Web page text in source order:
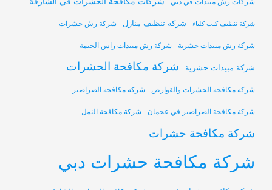
شركات رش مبيدات في دبي
شركة تنظيف كنب كلباء شركة تنظيف منازل شركة رش حشرات
شركة رش مبيدات حشرية شركة رش مبيدات راس الخيمة
شركة مبيدات حشرية شركة مكافحة الحشرات
شركة مكافحة الحشرات والقوارض شركة مكافحة الصراصير
شركة مكافحة الصراصير في عجمان شركة مكافحة النمل
شركة مكافحة حشرات
شركة مكافحة حشرات دبي